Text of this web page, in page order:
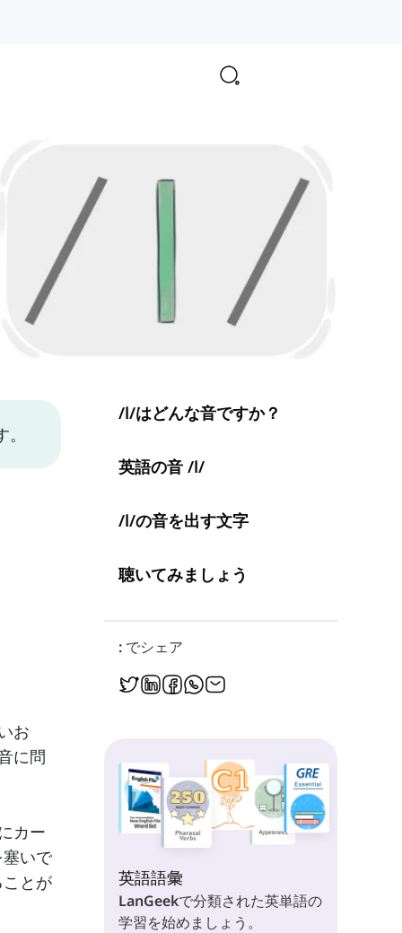
お
に問
カー
いで
とが
/l/はどんな音ですか？
英語の音 /l/
/l/の音を出す文字
聴いてみましょう
: でシェア
英語語彙
LanGeekで分類された英単語の
学習を始めましょう。